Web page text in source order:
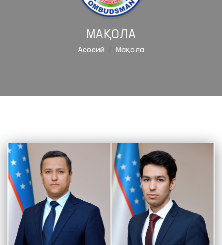
МАҚОЛА
Aсосий Мақола